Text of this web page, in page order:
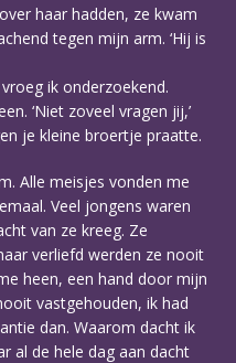
haar hadden, ze kwam
tegen mijn arm. ‘Hij is
vroeg ik onderzoekend.
‘Niet zoveel vragen jij,’
je kleine broertje praatte.
Alle meisjes vonden me
Veel jongens waren
van ze kreeg. Ze
verliefd werden ze nooit
heen, een hand door mijn
vastgehouden, ik had
dan. Waarom dacht ik
al de hele dag aan dacht